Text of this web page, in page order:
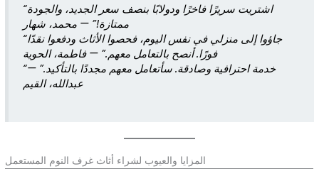
“اشتريت سريرًا فاخرًا ودولابًا بنصف سعر الجديد، والجودة
ممتازة!” — محمد، شهار
“جاؤوا إلى منزلي في نفس اليوم، فحصوا الأثاث ودفعوا نقدًا
فورًا. أنصح بالتعامل معهم.” —فاطمة، الحوية
“خدمة احترافية وصادقة. سأتعامل معهم مجددًا بالتأكيد.” —
عبدالله، القيم
المزايا والعيوب لشراء أثاث غرف النوم المستعمل